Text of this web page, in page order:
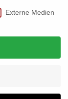
Externe Medien